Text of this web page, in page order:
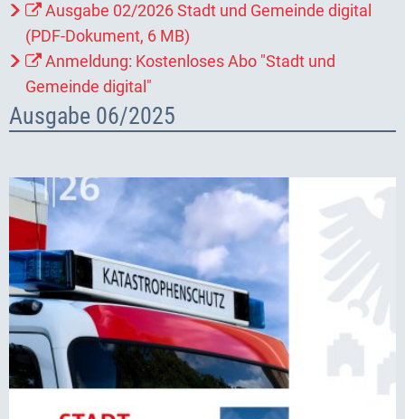
Ausgabe 02/2026 Stadt und Gemeinde digital
(PDF-Dokument, 6 MB)
Anmeldung: Kostenloses Abo "Stadt und
Gemeinde digital"
Ausgabe 06/2025